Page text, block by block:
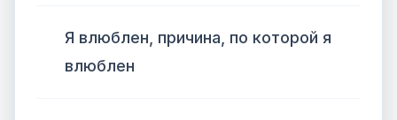
Я влюблен, причина, по которой я
влюблен